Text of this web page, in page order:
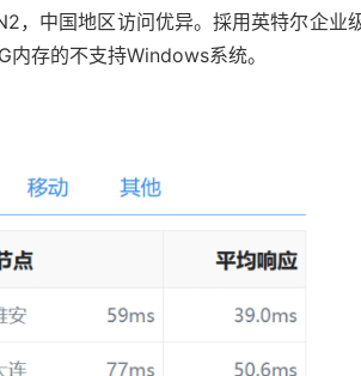
，中国地区访问优异。採用英特尔企业
存的不支持Windows系统。